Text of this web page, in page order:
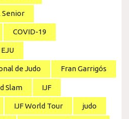
Senior
COVID-19
EJU
de Judo Fran Garrigós
Slam IJF
IJF World Tour judo